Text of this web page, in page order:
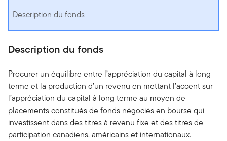
Description du fonds
Description du fonds
Procurer un équilibre entre l’appréciation du capital à long
terme et la production d’un revenu en mettant l’accent sur
l’appréciation du capital à long terme au moyen de
placements constitués de fonds négociés en bourse qui
investissent dans des titres à revenu fixe et des titres de
participation canadiens, américains et internationaux.